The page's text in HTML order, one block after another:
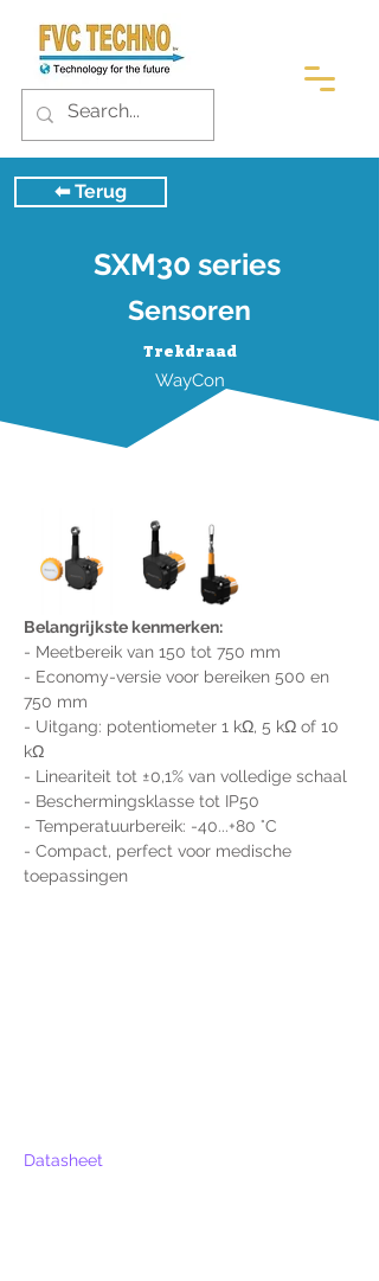
⬅︎ Terug
SXM30 series
Sensoren
Trekdraad
WayCon
Belangrijkste kenmerken:
- Meetbereik van 150 tot 750 mm
- Economy-versie voor bereiken 500 en
750 mm
- Uitgang: potentiometer 1 kΩ, 5 kΩ of 10
kΩ
- Lineariteit tot ±0,1% van volledige schaal
- Beschermingsklasse tot IP50
- Temperatuurbereik: -40...+80 °C
- Compact, perfect voor medische
toepassingen
Datasheet